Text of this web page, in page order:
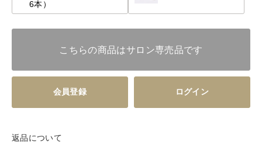
6本）
こちらの商品はサロン専売品です
会員登録 ログイン
返品について